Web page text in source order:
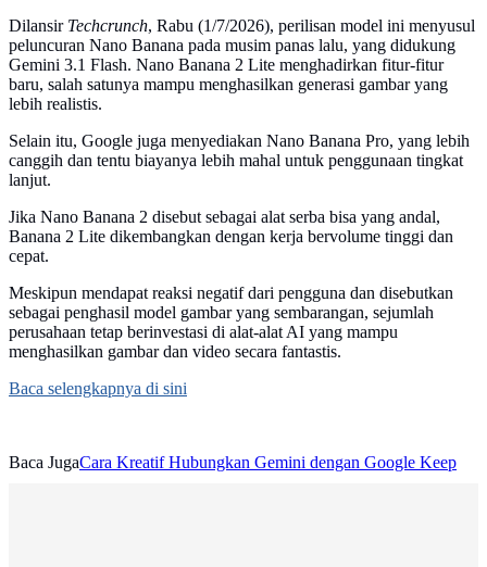
Dilansir Techcrunch, Rabu (1/7/2026), perilisan model ini menyusul
peluncuran Nano Banana pada musim panas lalu, yang didukung
Gemini 3.1 Flash. Nano Banana 2 Lite menghadirkan fitur-fitur
baru, salah satunya mampu menghasilkan generasi gambar yang
lebih realistis.
Selain itu, Google juga menyediakan Nano Banana Pro, yang lebih
canggih dan tentu biayanya lebih mahal untuk penggunaan tingkat
lanjut.
Jika Nano Banana 2 disebut sebagai alat serba bisa yang andal,
Banana 2 Lite dikembangkan dengan kerja bervolume tinggi dan
cepat.
Meskipun mendapat reaksi negatif dari pengguna dan disebutkan
sebagai penghasil model gambar yang sembarangan, sejumlah
perusahaan tetap berinvestasi di alat-alat AI yang mampu
menghasilkan gambar dan video secara fantastis.
Baca selengkapnya di sini
Baca JugaCara Kreatif Hubungkan Gemini dengan Google Keep